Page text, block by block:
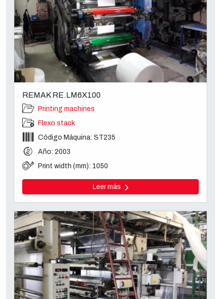
REMAK RE.LM6X100
Printing machines
Flexo stack
Código Máquina: ST235
Año: 2003
Print width (mm): 1050
Leer más